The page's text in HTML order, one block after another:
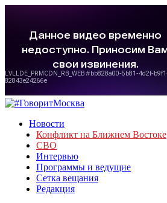
Новости
Конфликт на Ближнем Востоке
СВО
Интервью
Программы и ведущие
Сетка вещания
Редакция